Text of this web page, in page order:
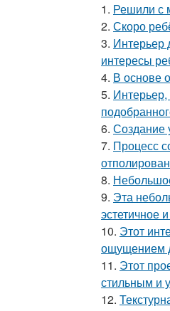
1. Решили с
2. Скоро
3. Интерьер
интересы
4. В основе
5.
6. Создание
7. Процесс
8.
9. Эта
эстетичное
10. Этот
ощущением
11. Этот
стильным и
12.